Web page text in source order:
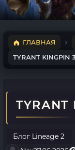
ГЛАВНАЯ
TYRANT KINGPIN
TYRANT
Блог Lineage 2